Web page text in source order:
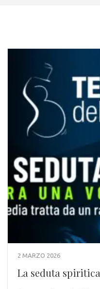
2 MARZO 2026
La seduta spiritica